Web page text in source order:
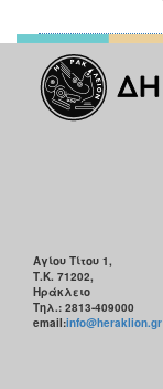
Αγίου Τίτου 1,
Τ.Κ. 71202,
Ηράκλειο
Τηλ.: 2813-409000
email:info@heraklion.gr